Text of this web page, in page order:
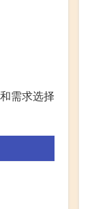
需求选择